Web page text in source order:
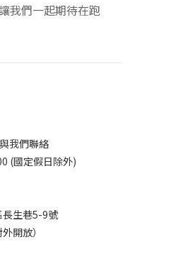
我們一起期待在跑
我們聯絡
(國定假日除外)
長生巷5-9號
開放）